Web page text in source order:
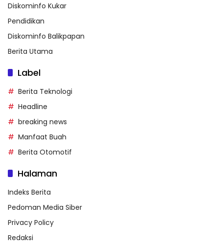
Diskominfo Kukar
Pendidikan
Diskominfo Balikpapan
Berita Utama
Label
Berita Teknologi
Headline
breaking news
Manfaat Buah
Berita Otomotif
Halaman
Indeks Berita
Pedoman Media Siber
Privacy Policy
Redaksi